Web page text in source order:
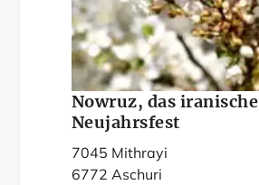
Nowruz, das iranische
Neujahrsfest
7045 Mithrayi
6772 Aschuri